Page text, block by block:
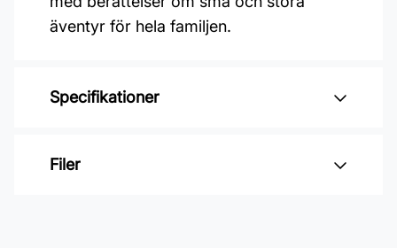
äventyr för hela familjen.
Specifikationer
Varumärke: Midbec Tapeter
Filer